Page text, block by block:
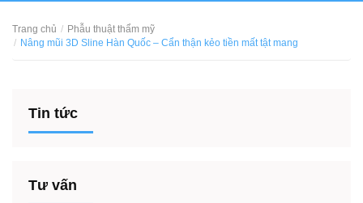
Trang chủ
Phẫu thuật thẩm mỹ
Nâng mũi 3D Sline Hàn Quốc – Cẩn thận kẻo tiền mất tật mang
Tin tức
Tư vấn